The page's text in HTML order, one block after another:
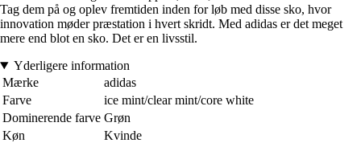
Tag dem på og oplev fremtiden inden for løb med disse sko, hvor
innovation møder præstation i hvert skridt. Med adidas er det meget
mere end blot en sko. Det er en livsstil.
Yderligere information
Mærke
adidas
Farve
ice mint/clear mint/core white
Dominerende farve Grøn
Køn
Kvinde